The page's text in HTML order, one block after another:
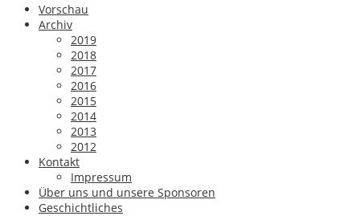
Vorschau
Archiv
2019
2018
2017
2016
2015
2014
2013
2012
Kontakt
Impressum
Über uns und unsere Sponsoren
Geschichtliches